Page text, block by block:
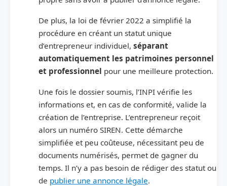
De plus, la loi de février 2022 a simplifié la
procédure en créant un statut unique
d’entrepreneur individuel, séparant
automatiquement les patrimoines personnel
et professionnel pour une meilleure protection.
Une fois le dossier soumis, l’INPI vérifie les
informations et, en cas de conformité, valide la
création de l’entreprise. L’entrepreneur reçoit
alors un numéro SIREN. Cette démarche
simplifiée et peu coûteuse, nécessitant peu de
documents numérisés, permet de gagner du
temps. Il n’y a pas besoin de rédiger des statut ou
de publier une annonce légale.